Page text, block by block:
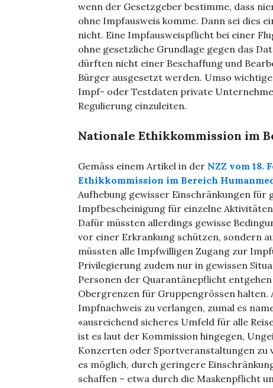
wenn der Gesetzgeber bestimme, dass
ohne Impfausweis komme. Dann sei dies
nicht. Eine Impfausweispflicht bei einer
ohne gesetzliche Grundlage gegen das
dürften nicht einer Beschaffung und
Bürger ausgesetzt werden. Umso
Impf- oder Testdaten private
Regulierung einzuleiten.
Nationale Ethikkommission im
Gemäss einem Artikel in der NZZ vom 18.
Ethikkommission im Bereich
Aufhebung gewisser Einschränkungen für
Impfbescheinigung für einzelne
Dafür müssten allerdings gewisse
vor einer Erkrankung schützen, sondern
müssten alle Impfwilligen Zugang zur
Privilegierung zudem nur in gewissen
Personen der Quarantänepflicht
Obergrenzen für Gruppengrössen halten.
Impfnachweis zu verlangen, zumal es
«ausreichend sicheres Umfeld für alle
ist es laut der Kommission hingegen,
Konzerten oder Sportveranstaltungen zu
es möglich, durch geringere
schaffen – etwa durch die Maskenpflicht